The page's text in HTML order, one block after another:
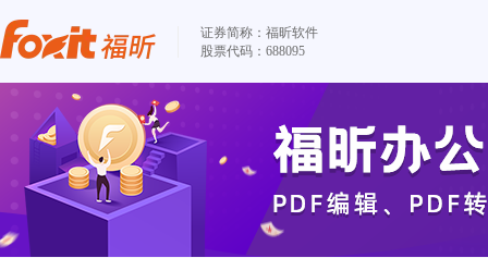
证券简称：福昕软件
股票代码：688095